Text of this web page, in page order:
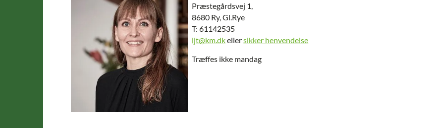
Præstegårdsvej 1,
8680 Ry, Gl.Rye
T: 61142535
ijt@km.dkellersikker henvendelse
Træffes ikke mandag